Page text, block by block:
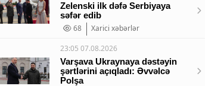
Zelenski ilk dəfə Serbiyaya
səfər edib
68
Xarici xəbərlər
23:05 07.08.2026
Varşava Ukraynaya dəstəyin
şərtlərini açıqladı: Əvvəlcə
Polşa